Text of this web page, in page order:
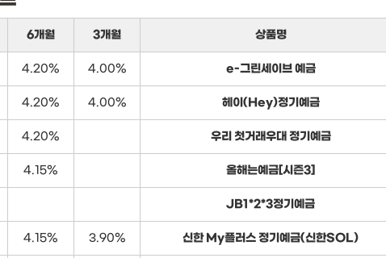
6개월 3개월 상품명
4.20% 4.00% e-그린세이브 예금
4.20% 4.00% 헤이(Hey)정기예금
4.20% 우리 첫거래우대 정기예금
4.15% 올해는예금[시즌3]
JB1*2*3정기예금
4.15% 3.90% 신한 My플러스 정기예금(신한SOL)